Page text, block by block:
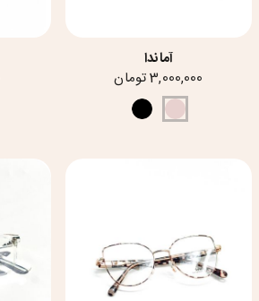
آماندا
3,000,000 تومان